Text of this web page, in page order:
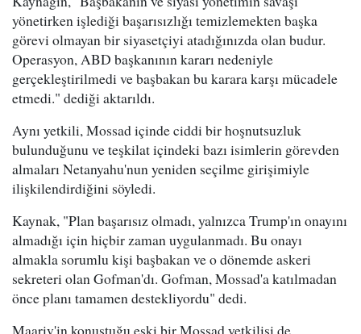
yönetirken işlediği başarısızlığı temizlemekten başka
görevi olmayan bir siyasetçiyi atadığınızda olan budur.
Operasyon, ABD başkanının kararı nedeniyle
gerçekleştirilmedi ve başbakan bu karara karşı mücadele
etmedi." dediği aktarıldı.
Aynı yetkili, Mossad içinde ciddi bir hoşnutsuzluk
bulunduğunu ve teşkilat içindeki bazı isimlerin görevden
almaları Netanyahu'nun yeniden seçilme girişimiyle
ilişkilendirdiğini söyledi.
Kaynak, "Plan başarısız olmadı, yalnızca Trump'ın onayını
almadığı için hiçbir zaman uygulanmadı. Bu onayı
almakla sorumlu kişi başbakan ve o dönemde askeri
sekreteri olan Gofman'dı. Gofman, Mossad'a katılmadan
önce planı tamamen destekliyordu" dedi.